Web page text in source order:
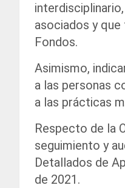
asociados y
Fondos.
Asimismo,
a las personas
a las prácticas
Respecto de la
seguimiento y
Detallados de
de 2021.